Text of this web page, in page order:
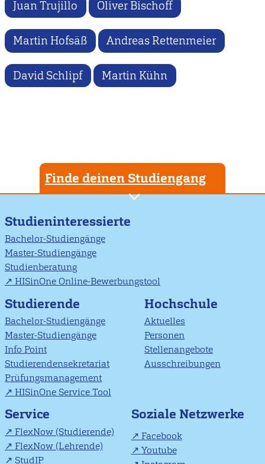
Juan Trujillo Oliver Bischoff
Martin Hofsäß Andreas Rettenmeier
David Schlipf Martin Kühn
Finde deinen Studiengang
Studieninteressierte
Bachelor-Studiengänge
Master-Studiengänge
Studienberatung
HISinOne Online-Bewerbungstool
Studierende
Bachelor-Studiengänge
Master-Studiengänge
Info Point
Studierendensekretariat
Prüfungsmanagement
HISinOne Service Tool
Hochschule
Aktuelles
Personen
Stellenangebote
Ausschreibungen
Service
FlexNow (Studierende)
FlexNow (Lehrende)
StudIP
Soziale Netzwerke
Facebook
Youtube